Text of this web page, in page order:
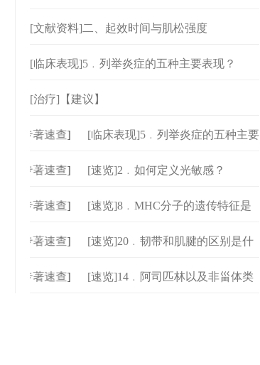
[文献资料]二、起效时间与肌松强度
[临床表现]5﹒列举炎症的五种主要表现？
[治疗]【建议】
专著速查]
[临床表现]5﹒列举炎症的五种主要
专著速查] [速览]2﹒如何定义光敏感？
专著速查]
[速览]8﹒MHC分子的遗传特征是
专著速查]
[速览]20﹒韧带和肌腱的区别是什
专著速查]
[速览]14﹒阿司匹林以及非甾体类